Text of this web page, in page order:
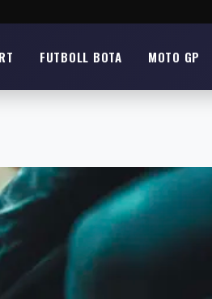
FUTBOLL BOTA MOTO GP